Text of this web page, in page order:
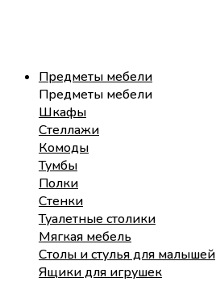
Предметы мебели
Предметы мебели
Шкафы
Стеллажи
Комоды
Тумбы
Полки
Стенки
Туалетные столики
Мягкая мебель
Столы и стулья для малышей
Ящики для игрушек